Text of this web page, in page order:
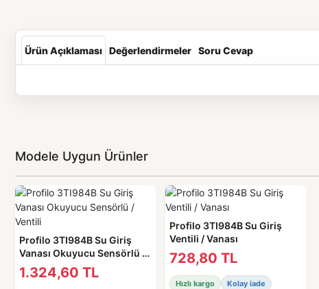
Ürün Açıklaması Değerlendirmeler Soru Cevap
Modele Uygun Ürünler
Profilo 3TI984B Su Giriş
Vanası Okuyucu Sensörlü /
Ventili
1.324,60 TL
Profilo 3TI984B Su Giriş
Ventili / Vanası
728,80 TL
Hızlı kargo Kolay iade